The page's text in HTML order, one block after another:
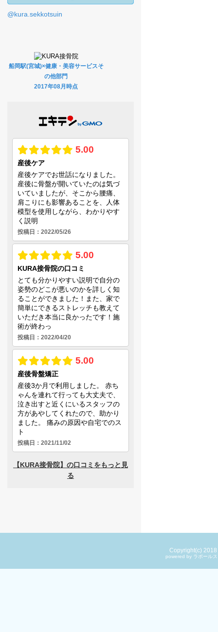
@kura.sekkotsuin
船岡駅(宮城)×健康・美容サービスそ
の他部門
2017年08月時点
Copyright(c) 2018
powered by ラポール